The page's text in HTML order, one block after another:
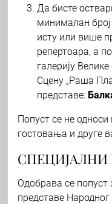
Да бисте
минималан број
исту или више
репертоара, а
галерију
Сцену „Раша
представе:
Попуст се не
гостовања и друге
Одобрава се попуст
представе